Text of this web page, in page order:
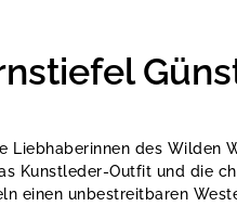
Liebhaberinnen des Wilden
Kunstleder-Outfit und die
einen unbestreitbaren